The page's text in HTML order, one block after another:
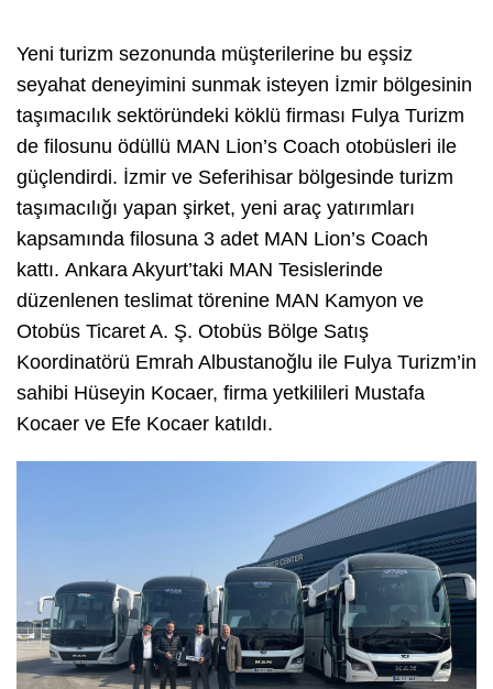
Yeni turizm sezonunda müşterilerine bu eşsiz
seyahat deneyimini sunmak isteyen İzmir bölgesinin
taşımacılık sektöründeki köklü firması Fulya Turizm
de filosunu ödüllü MAN Lion’s Coach otobüsleri ile
güçlendirdi. İzmir ve Seferihisar bölgesinde turizm
taşımacılığı yapan şirket, yeni araç yatırımları
kapsamında filosuna 3 adet MAN Lion’s Coach
kattı. Ankara Akyurt’taki MAN Tesislerinde
düzenlenen teslimat törenine MAN Kamyon ve
Otobüs Ticaret A. Ş. Otobüs Bölge Satış
Koordinatörü Emrah Albustanoğlu ile Fulya Turizm’in
sahibi Hüseyin Kocaer, firma yetkilileri Mustafa
Kocaer ve Efe Kocaer katıldı.